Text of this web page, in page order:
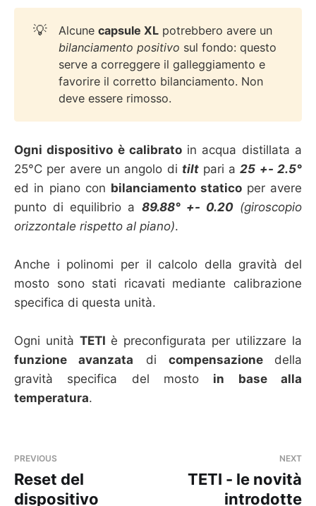
💡 Alcune capsule XLpotrebbero avere un
bilanciamento positivo sul fondo: questo
serve a correggere il galleggiamento e
favorire il corretto bilanciamento. Non
deve essere rimosso.
Ogni dispositivo è calibratoin acqua distillata a
25°C per avere un angolo di tilt pari a25 +- 2.5°
ed in piano con bilanciamento statico per avere
punto di equilibrio a 89.88° +- 0.20 (giroscopio
orizzontale rispetto al piano).
Anche i polinomi per il calcolo della gravità del
mosto sono stati ricavati mediante calibrazione
specifica di questa unità.
Ogni unità TETI è preconfigurata per utilizzare la
funzione avanzata di compensazione della
gravità specifica del mosto in base alla
temperatura.
PREVIOUS
Reset del
dispositivo
NEXT
TETI - le novità
introdotte